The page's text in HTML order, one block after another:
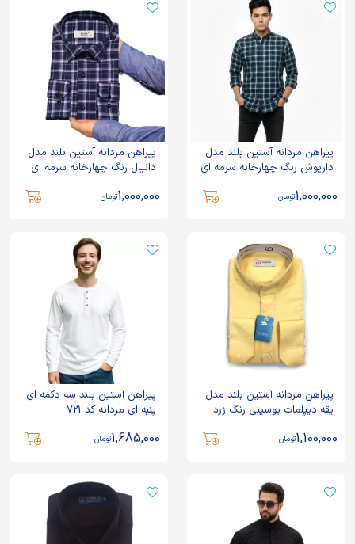
پیراهن مردانه آستین بلند مدل
داریوش رنگ چهارخانه سرمه ای
1,000,000تومان
پیراهن مردانه آستین بلند مدل
دانیال رنگ چهارخانه سرمه ای
1,000,000تومان
پیراهن مردانه آستین بلند مدل
یقه دیپلمات بوسینی رنگ زرد
1,100,000تومان
پیراهن آستین بلند سه دکمه ای
پنبه ای مردانه کد 721
1,685,000تومان